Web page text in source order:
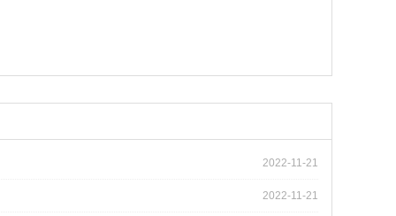
2022-11-21
2022-11-21